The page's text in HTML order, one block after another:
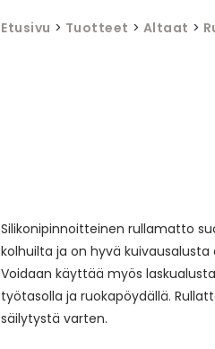
Etusivu > Tuotteet > Altaat >
Silikonipinnoitteinen rullamatto
kolhuilta ja on hyvä kuivausalusta
Voidaan käyttää myös
työtasolla ja ruokapöydällä.
säilytystä varten.